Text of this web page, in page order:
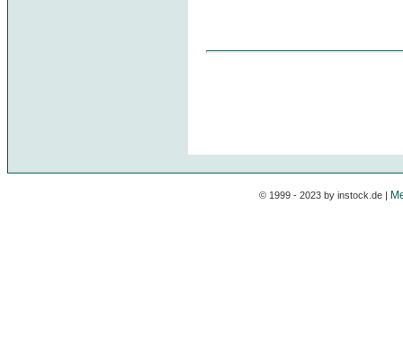
© 1999 - 2023 by instock.de |